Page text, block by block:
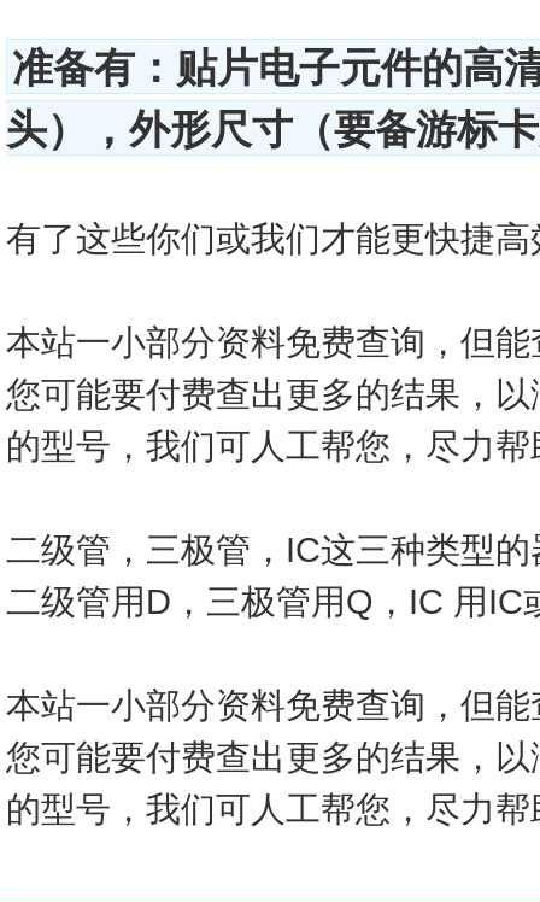
准备有：贴片电子元件的高
头），外形尺寸（要备游标
有了这些你们或我们才能更快捷
本站一小部分资料免费查询，但
您可能要付费查出更多的结果，
的型号，我们可人工帮您，尽力
二级管，三极管，IC这三种类型
二级管用D，三极管用Q，IC 用IC
本站一小部分资料免费查询，但
您可能要付费查出更多的结果，
的型号，我们可人工帮您，尽力